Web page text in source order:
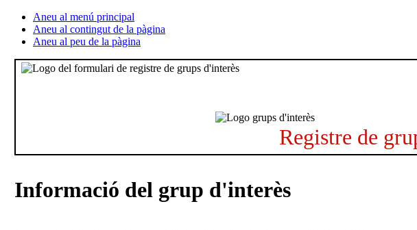
Aneu al menú principal
Aneu al contingut de la pàgina
Aneu al peu de la pàgina
Registre de
Informació del grup d'interès